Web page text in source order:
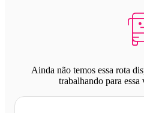
Ainda não temos essa rota
trabalhando para